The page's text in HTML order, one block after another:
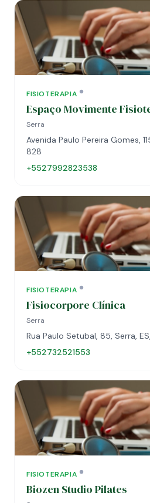
FISIOTERAPIA
Espaço Movimente
Serra
Avenida Paulo Pereira Gomes,
828
+5527992823538
FISIOTERAPIA
Fisiocorpore Clínica
Serra
Rua Paulo Setubal, 85, Serra,
+552732521553
FISIOTERAPIA
Biozen Studio Pilates